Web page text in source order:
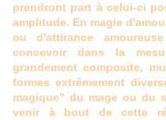
prendront part à celui-ci
amplitude. En magie
ou d'attirance
concevoir dans la
grandement composite,
formes extrêmement
magique" du mage ou du
venir à bout de cette